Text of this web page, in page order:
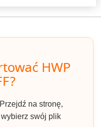
HWP
Przejdź na stronę,
swój plik